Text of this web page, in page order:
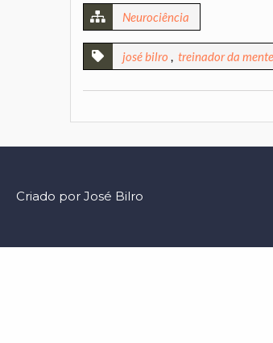
Neurociência
josé bilro , treinador da mente
Criado por José Bilro